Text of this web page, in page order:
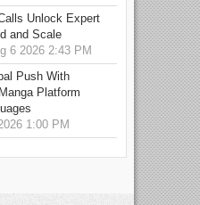
Unlock Expert
and Scale
6 2026 2:43 PM
Push With
Platform
1:00 PM